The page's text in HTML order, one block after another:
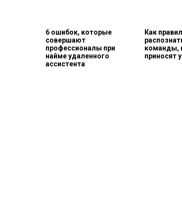
6 ошибок, которые
совершают
профессионалы при
найме удаленного
ассистента
Как
команды,
приносят